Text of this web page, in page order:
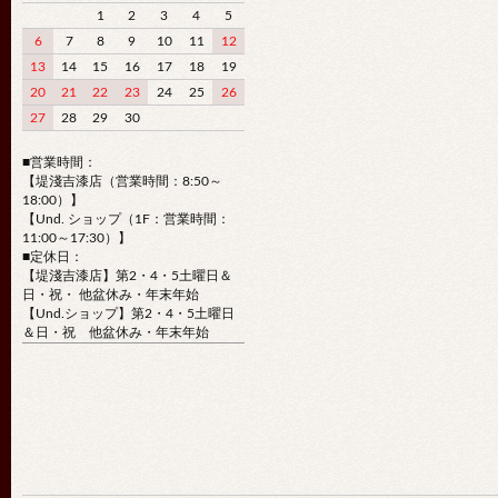
1 2 3 4
5
6
7 8 9 10 11
12
13
14 15 16 17 18
19
20
21 22 23 24 25
26
27
28 29 30
■営業時間：
【堤淺吉漆店（営業時間：8:50～
18:00）】
【Und. ショップ（1F：営業時間：
11:00～17:30）】
■定休日：
【堤淺吉漆店】第2・4・5土曜日＆
日・祝・ 他盆休み・年末年始
【Und.ショップ】第2・4・5土曜日
＆日・祝 他盆休み・年末年始